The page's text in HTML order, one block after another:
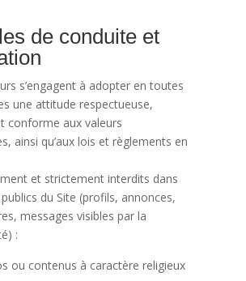
de conduite et
s’engagent à adopter en toutes
une attitude respectueuse,
conforme aux valeurs
ainsi qu’aux lois et règlements en
et strictement interdits dans
du Site (profils, annonces,
messages visibles par la
:
ou contenus à caractère religieux